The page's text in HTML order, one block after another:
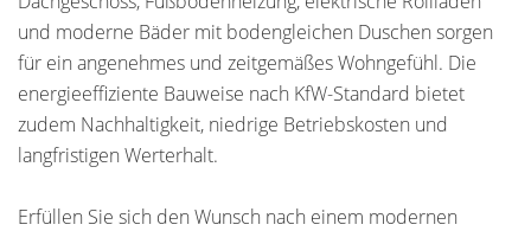
und moderne Bäder mit bodengleichen Duschen sorgen
für ein angenehmes und zeitgemäßes Wohngefühl. Die
energieeffiziente Bauweise nach KfW-Standard bietet
zudem Nachhaltigkeit, niedrige Betriebskosten und
langfristigen Werterhalt.
Erfüllen Sie sich den Wunsch nach einem modernen